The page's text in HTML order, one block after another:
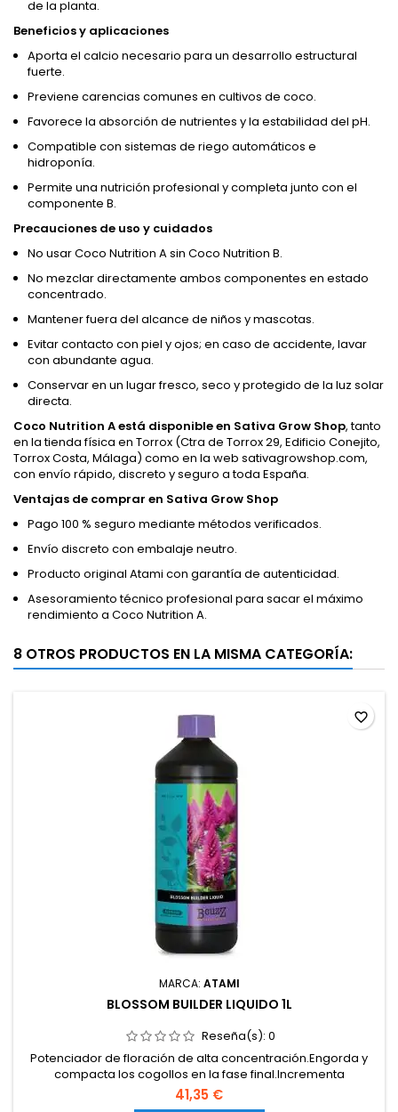
de la planta.
Beneficios y aplicaciones
Aporta el calcio necesario para un desarrollo estructural
fuerte.
Previene carencias comunes en cultivos de coco.
Favorece la absorción de nutrientes y la estabilidad del pH.
Compatible con sistemas de riego automáticos e
hidroponía.
Permite una nutrición profesional y completa junto con el
componente B.
Precauciones de uso y cuidados
No usar Coco Nutrition A sin Coco Nutrition B.
No mezclar directamente ambos componentes en estado
concentrado.
Mantener fuera del alcance de niños y mascotas.
Evitar contacto con piel y ojos; en caso de accidente, lavar
con abundante agua.
Conservar en un lugar fresco, seco y protegido de la luz solar
directa.
Coco Nutrition A está disponible en Sativa Grow Shop, tanto
en la tienda física en Torrox (Ctra de Torrox 29, Edificio Conejito,
Torrox Costa, Málaga) como en la web sativagrowshop.com,
con envío rápido, discreto y seguro a toda España.
Ventajas de comprar en Sativa Grow Shop
Pago 100 % seguro mediante métodos verificados.
Envío discreto con embalaje neutro.
Producto original Atami con garantía de autenticidad.
Asesoramiento técnico profesional para sacar el máximo
rendimiento a Coco Nutrition A.
8 OTROS PRODUCTOS EN LA MISMA CATEGORÍA:
MARCA: ATAMI
BLOSSOM BUILDER LIQUIDO 1L
Reseña(s): 0
Potenciador de floración de alta concentración.Engorda y
compacta los cogollos en la fase final.Incrementa
notablemente el peso de la cosecha.Mejora la producción
de resina, aromas y sabores.Compatible con cualquier
41,35 €
favorite_border